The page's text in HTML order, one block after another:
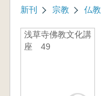
新刊 宗教 仏教
浅草寺佛教文化講
座 49